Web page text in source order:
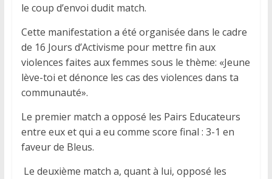
le coup d’envoi dudit match.
Cette manifestation a été organisée dans le cadre
de 16 Jours d’Activisme pour mettre fin aux
violences faites aux femmes sous le thème: «Jeune
lève-toi et dénonce les cas des violences dans ta
communauté».
Le premier match a opposé les Pairs Educateurs
entre eux et qui a eu comme score final : 3-1 en
faveur de Bleus.
Le deuxième match a, quant à lui, opposé les